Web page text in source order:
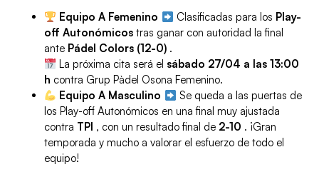
Equipo A Femenino
Clasificadas para los Play-
off Autonómicos tras ganar con autoridad la final
ante Pádel Colors (12-0) .
La próxima cita será el sábado 27/04 a las 13:00
h contra Grup Pàdel Osona Femenino.
Equipo A Masculino
Se queda a las puertas de
los Play-off Autonómicos en una final muy ajustada
contra TPI , con un resultado final de 2-10 . ¡Gran
temporada y mucho a valorar el esfuerzo de todo el
equipo!